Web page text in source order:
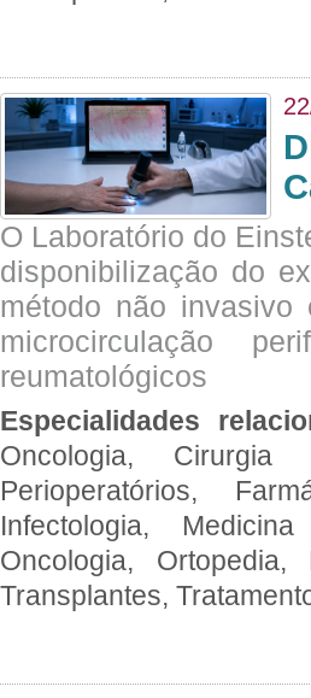
O Laboratório do
disponibilização do
método não invasivo
microcirculação
reumatológicos
Especialidades
Oncologia, Cirurgia
Perioperatórios,
Infectologia,
Oncologia, Ortopedia,
Transplantes,